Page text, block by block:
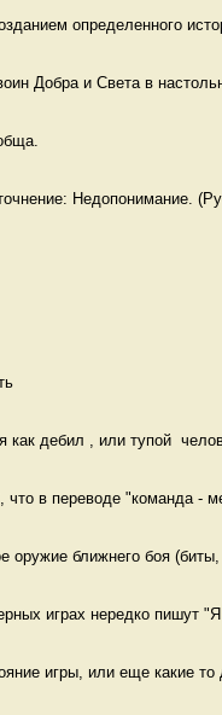
определенного
Добра и Света в
как дебил , или тупой
что в переводе "команда -
оружие ближнего боя
играх нередко пишут
игры, или еще какие